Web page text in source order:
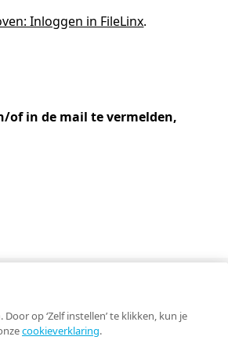
op ‘Zelf instellen’ te klikken, kun je
cookieverklaring.
Inloggen in FileLinx.
of in de mail te vermelden,